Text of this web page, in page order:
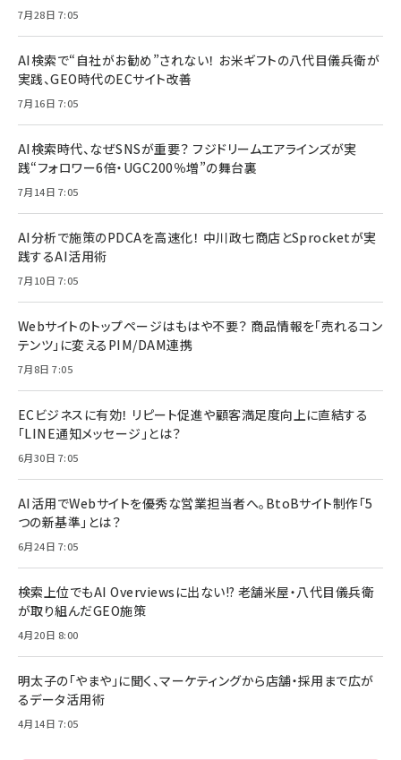
7月28日 7:05
AI検索で“自社がお勧め”されない！ お米ギフトの八代目儀兵衛が
実践、GEO時代のECサイト改善
7月16日 7:05
AI検索時代、なぜSNSが重要？ フジドリームエアラインズが実
践“フォロワー6倍・UGC200％増”の舞台裏
7月14日 7:05
AI分析で施策のPDCAを高速化！ 中川政七商店とSprocketが実
践するAI活用術
7月10日 7:05
Webサイトのトップページはもはや不要？ 商品情報を「売れるコン
テンツ」に変えるPIM/DAM連携
7月8日 7:05
ECビジネスに有効！ リピート促進や顧客満足度向上に直結する
「LINE通知メッセージ」とは？
6月30日 7:05
AI活用でWebサイトを優秀な営業担当者へ。BtoBサイト制作「5
つの新基準」とは？
6月24日 7:05
検索上位でもAI Overviewsに出ない!? 老舗米屋・八代目儀兵衛
が取り組んだGEO施策
4月20日 8:00
明太子の「やまや」に聞く、マーケティングから店舗・採用まで広が
るデータ活用術
4月14日 7:05